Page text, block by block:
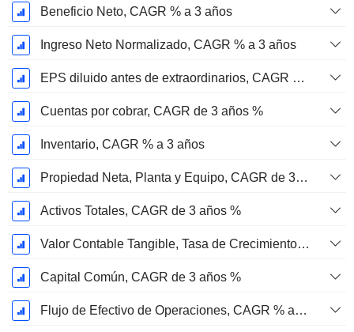
Beneficio Neto, CAGR % a 3 años
Ingreso Neto Normalizado, CAGR % a 3 años
EPS diluido antes de extraordinarios, CAGR de 3 años %
Cuentas por cobrar, CAGR de 3 años %
Inventario, CAGR % a 3 años
Propiedad Neta, Planta y Equipo, CAGR de 3 Años %
Activos Totales, CAGR de 3 años %
Valor Contable Tangible, Tasa de Crecimiento Anual Compuesta de 3 Años %
Capital Común, CAGR de 3 años %
Flujo de Efectivo de Operaciones, CAGR % a 3 años